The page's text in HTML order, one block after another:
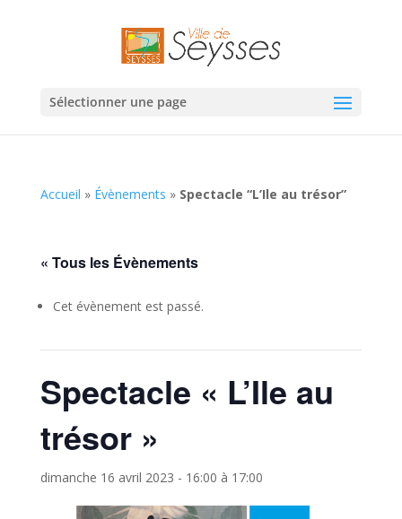
Sélectionner une page
Accueil » Évènements » Spectacle “L’Ile au trésor”
« Tous les Évènements
Cet évènement est passé.
Spectacle « L’Ile au
trésor »
dimanche 16 avril 2023 - 16:00 à 17:00